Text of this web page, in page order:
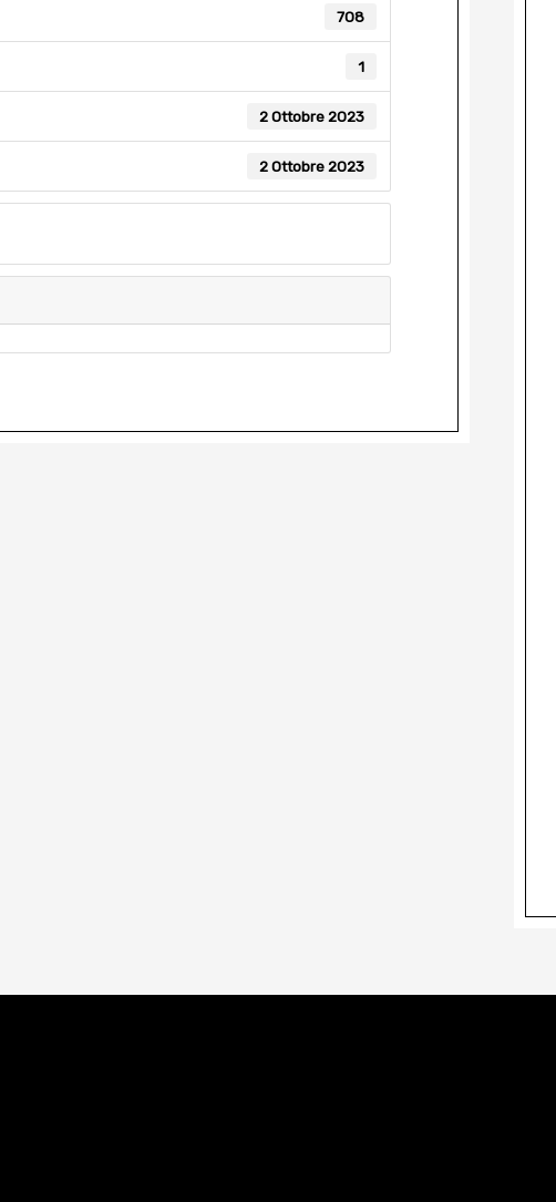
708
1
2 Ottobre 2023
2 Ottobre 2023